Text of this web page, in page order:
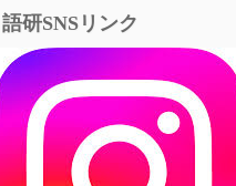
語研SNSリンク